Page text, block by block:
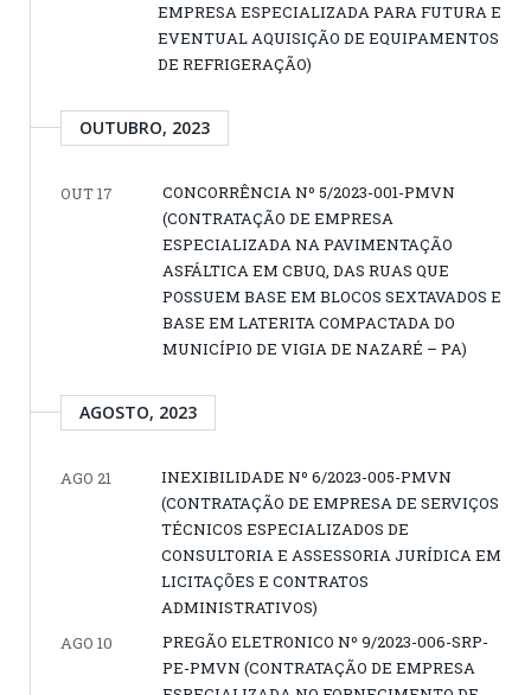
EMPRESA ESPECIALIZADA PARA FUTURA E
EVENTUAL AQUISIÇÃO DE EQUIPAMENTOS
DE REFRIGERAÇÃO)
OUTUBRO, 2023
OUT 17
CONCORRÊNCIA Nº 5/2023-001-PMVN
(CONTRATAÇÃO DE EMPRESA
ESPECIALIZADA NA PAVIMENTAÇÃO
ASFÁLTICA EM CBUQ, DAS RUAS QUE
POSSUEM BASE EM BLOCOS SEXTAVADOS E
BASE EM LATERITA COMPACTADA DO
MUNICÍPIO DE VIGIA DE NAZARÉ – PA)
AGOSTO, 2023
AGO 21
INEXIBILIDADE Nº 6/2023-005-PMVN
(CONTRATAÇÃO DE EMPRESA DE SERVIÇOS
TÉCNICOS ESPECIALIZADOS DE
CONSULTORIA E ASSESSORIA JURÍDICA EM
LICITAÇÕES E CONTRATOS
ADMINISTRATIVOS)
AGO 10
PREGÃO ELETRONICO Nº 9/2023-006-SRP-
PE-PMVN (CONTRATAÇÃO DE EMPRESA